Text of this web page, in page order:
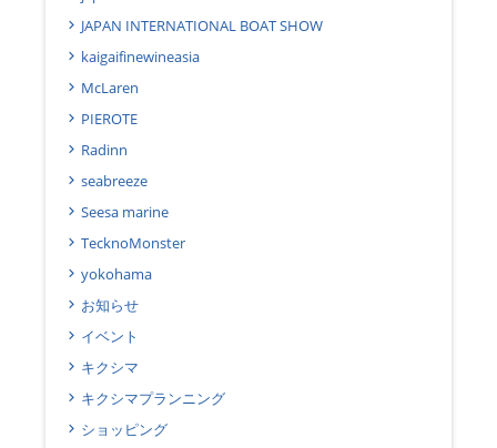
JAPAN INTERNATIONAL BOAT SHOW
kaigaifinewineasia
McLaren
PIEROTE
Radinn
seabreeze
Seesa marine
TecknoMonster
yokohama
お知らせ
イベント
キクシマ
キクシマプランニング
ショッピング